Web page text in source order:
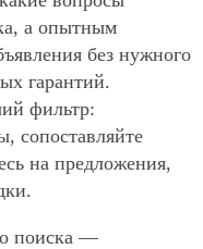
а опытным
без нужного
гарантий.
фильтр:
сопоставляйте
на предложения,
поиска —